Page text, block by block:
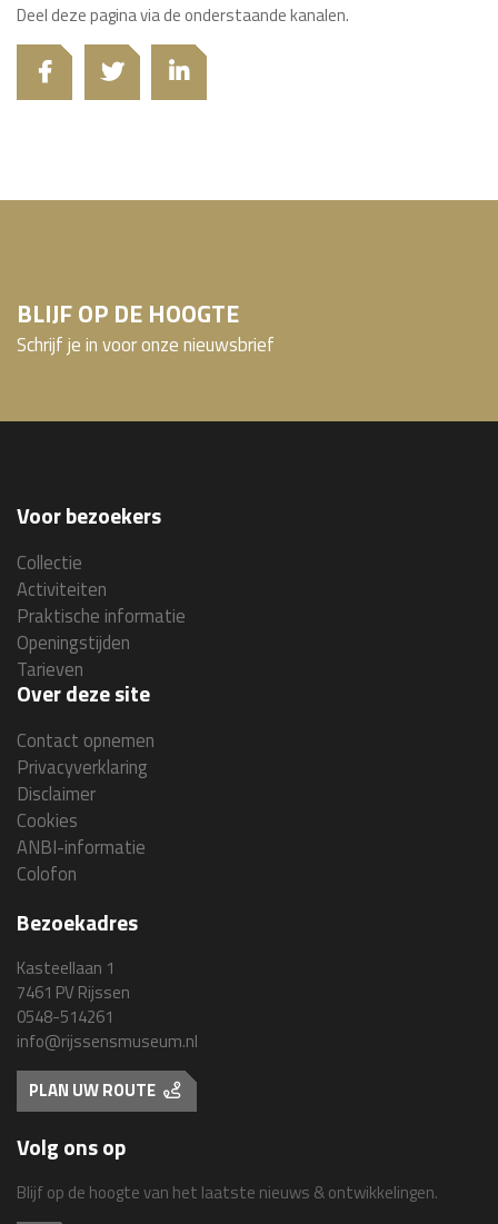
Deel deze pagina via de onderstaande kanalen.
BLIJF OP DE HOOGTE
Schrijf je in voor onze nieuwsbrief
Voor bezoekers
Collectie
Activiteiten
Praktische informatie
Openingstijden
Tarieven
Over deze site
Contact opnemen
Privacyverklaring
Disclaimer
Cookies
ANBI-informatie
Colofon
Bezoekadres
Kasteellaan 1
7461 PV Rijssen
0548-514261
info@rijssensmuseum.nl
PLAN UW ROUTE
Volg ons op
Blijf op de hoogte van het laatste nieuws & ontwikkelingen.